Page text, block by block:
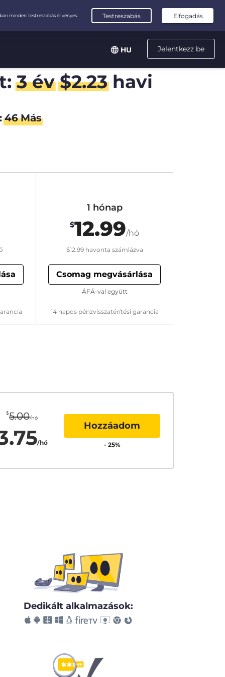
Jelentkezz be
HU
3 év $2.23havi
45 Más
1 hónap
$12.99/hó
$12.99havonta számlázva
Csomag megvásárlása
14 napos pénzvisszatérítési garancia
ÁFÁ-val együtt
$5.00/hó
/hó
Hozzáadom
- 25%
Dedikált alkalmazások: